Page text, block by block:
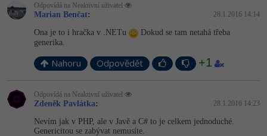
Odpovídá na Neaktivní uživatel
Marian Benčat: 28.1.2016 14:14
Ona je to i hračka v .NETu
Dokud se tam netahá třeba
generika.
Nahoru Odpovědět +1
Odpovídá na Neaktivní uživatel
Zdeněk Pavlátka: 28.1.2016 14:23
Nevím jak v PHP, ale v Javě a C# to je celkem jednoduché.
Genericitou se zabývat nemusíte.